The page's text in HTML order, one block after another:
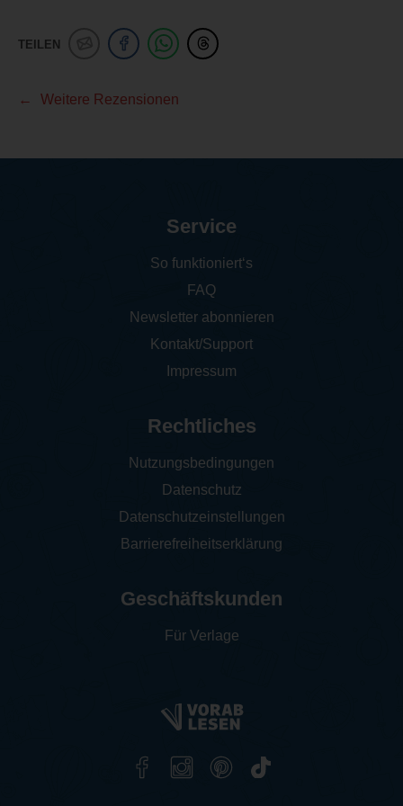
TEILEN
Weitere Rezensionen
Service
So funktioniert‘s
FAQ
Newsletter abonnieren
Kontakt/Support
Impressum
Rechtliches
Nutzungsbedingungen
Datenschutz
Datenschutzeinstellungen
Barrierefreiheitserklärung
Geschäftskunden
Für Verlage